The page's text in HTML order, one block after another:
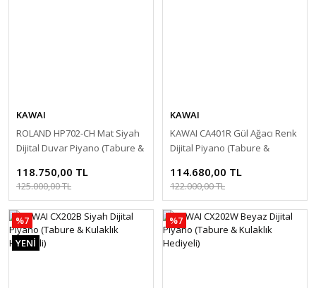
KAWAI
ROLAND HP702-CH Mat Siyah
Dijital Duvar Piyano (Tabure &
118.750,00 TL
125.000,00 TL
KAWAI
KAWAI CA401R Gül Ağacı Renk
Dijital Piyano (Tabure &
114.680,00 TL
122.000,00 TL
%7
YENİ
%7